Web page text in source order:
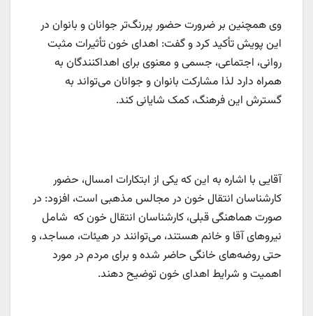
وی همچنین بر ضرورت حضور پررنگ‌تر جوانان و بانوان در
این پویش تأکید کرد و گفت: اهدای خون تأثیرات مثبت
روانی، اجتماعی، جسمی و معنوی برای اهداکنندگان به‌
همراه دارد لذا مشارکت بانوان و جوانان می‌تواند به
گسترش این فرهنگ، کمک شایانی کند.
آقایی با اشاره به این که یکی از ابتکارات امسال، حضور
کارشناسان انتقال خون در مجالس مذهبی است، افزود: در
صورت هماهنگی قبلی، کارشناسان انتقال خون که شامل
نیروهای آقا و خانم هستند، می‌توانند در هیئات، مساجد، و
حتی روضه‌های خانگی حاضر شده و برای مردم در مورد
اهمیت و شرایط اهدای خون توضیح دهند.